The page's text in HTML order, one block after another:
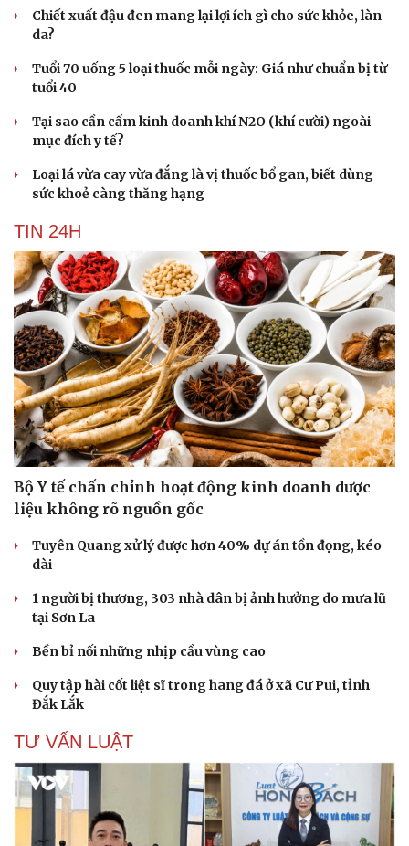
Văn hóa
Sân khấu - Điện ảnh
Văn học
Âm nhạc
Giải trí
Nghệ sĩ
Thời trang
Chiết xuất đậu đen mang lại lợi ích gì cho sức khỏe, làn
da?
Tuổi 70 uống 5 loại thuốc mỗi ngày: Giá như chuẩn bị từ
tuổi 40
Tại sao cần cấm kinh doanh khí N2O (khí cười) ngoài
mục đích y tế?
Loại lá vừa cay vừa đắng là vị thuốc bổ gan, biết dùng
sức khoẻ càng thăng hạng
TIN 24H
Bộ Y tế chấn chỉnh hoạt động kinh doanh dược
liệu không rõ nguồn gốc
Tuyên Quang xử lý được hơn 40% dự án tồn đọng, kéo
dài
1 người bị thương, 303 nhà dân bị ảnh hưởng do mưa lũ
tại Sơn La
Bền bỉ nối những nhịp cầu vùng cao
Quy tập hài cốt liệt sĩ trong hang đá ở xã Cư Pui, tỉnh
Đắk Lắk
TƯ VẤN LUẬT